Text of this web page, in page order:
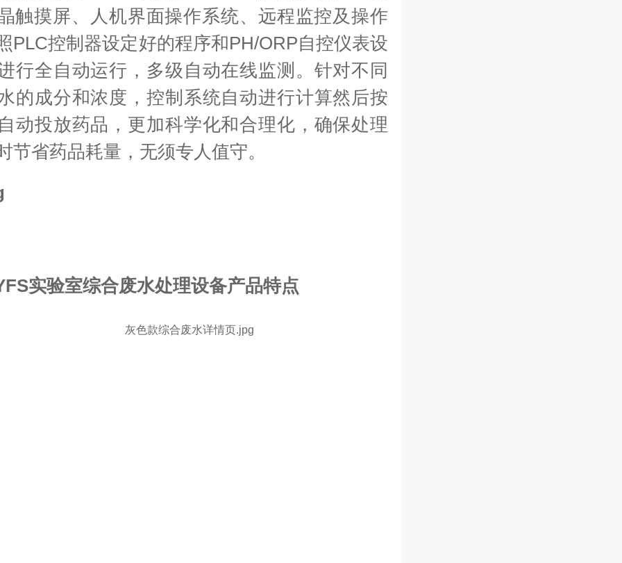
触摸屏、人机界面操作系统、远程监控及操作
PLC控制器设定好的程序和PH/ORP自控仪表设
行全自动运行，多级自动在线监测。针对不同
的成分和浓度，控制系统自动进行计算然后按
动投放药品，更加科学化和合理化，确保处理
节省药品耗量，无须专人值守。
实验室综合废水处理设备产品特点